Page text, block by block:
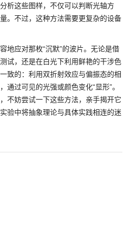
析这些图样，不仅可以判断光轴方
。不过，这种方法需要更复杂的设备
地应对那枚“沉默”的波片。无论是借
试，还是在白光下利用鲜艳的干涉色
致的：利用双折射效应与偏振态的相
通过可见的光强或颜色变化“显形”。
不妨尝试一下这些方法，亲手揭开它
验中将抽象理论与具体实践相连的迷